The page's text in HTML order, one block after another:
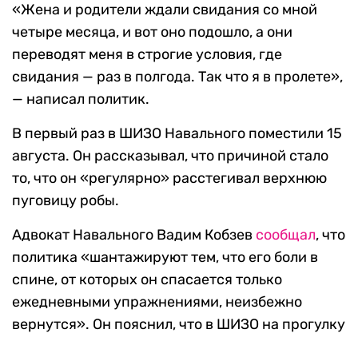
«Жена и родители ждали свидания со мной
четыре месяца, и вот оно подошло, а они
переводят меня в строгие условия, где
свидания — раз в полгода. Так что я в пролете»,
— написал политик.
В первый раз в ШИЗО Навального поместили 15
августа. Он рассказывал, что причиной стало
то, что он «регулярно» расстегивал верхнюю
пуговицу робы.
Адвокат Навального Вадим Кобзев сообщал, что
политика «шантажируют тем, что его боли в
спине, от которых он спасается только
ежедневными упражнениями, неизбежно
вернутся». Он пояснил, что в ШИЗО на прогулку